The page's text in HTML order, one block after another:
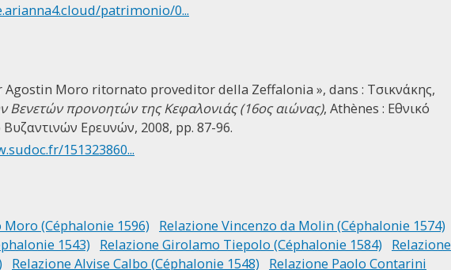
patrimonio/0...
Moro ritornato proveditor della Zeffalonia », dans : Τσικνάκης,
Βενετών προνοητών της Κεφαλονιάς (16ος αιώνας), Athènes : Εθνικό
Ερευνών, 2008, pp. 87-96.
151323860...
(Céphalonie 1596)
Relazione Vincenzo da Molin (Céphalonie 1574)
1543)
Relazione Girolamo Tiepolo (Céphalonie 1584)
Relazione
Relazione Alvise Calbo (Céphalonie 1548) Relazione Paolo Contarini